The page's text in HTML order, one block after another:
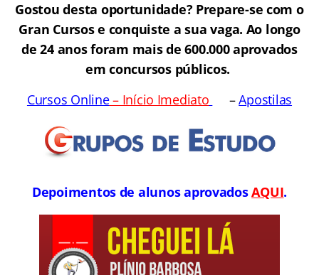
Gostou desta oportunidade? Prepare-se com o
Gran Cursos e conquiste a sua vaga. Ao longo
de 24 anos foram mais de 600.000 aprovados
em concursos públicos.
Cursos Online– Início Imediato –Apostilas
Depoimentos de alunos aprovadosAQUI.